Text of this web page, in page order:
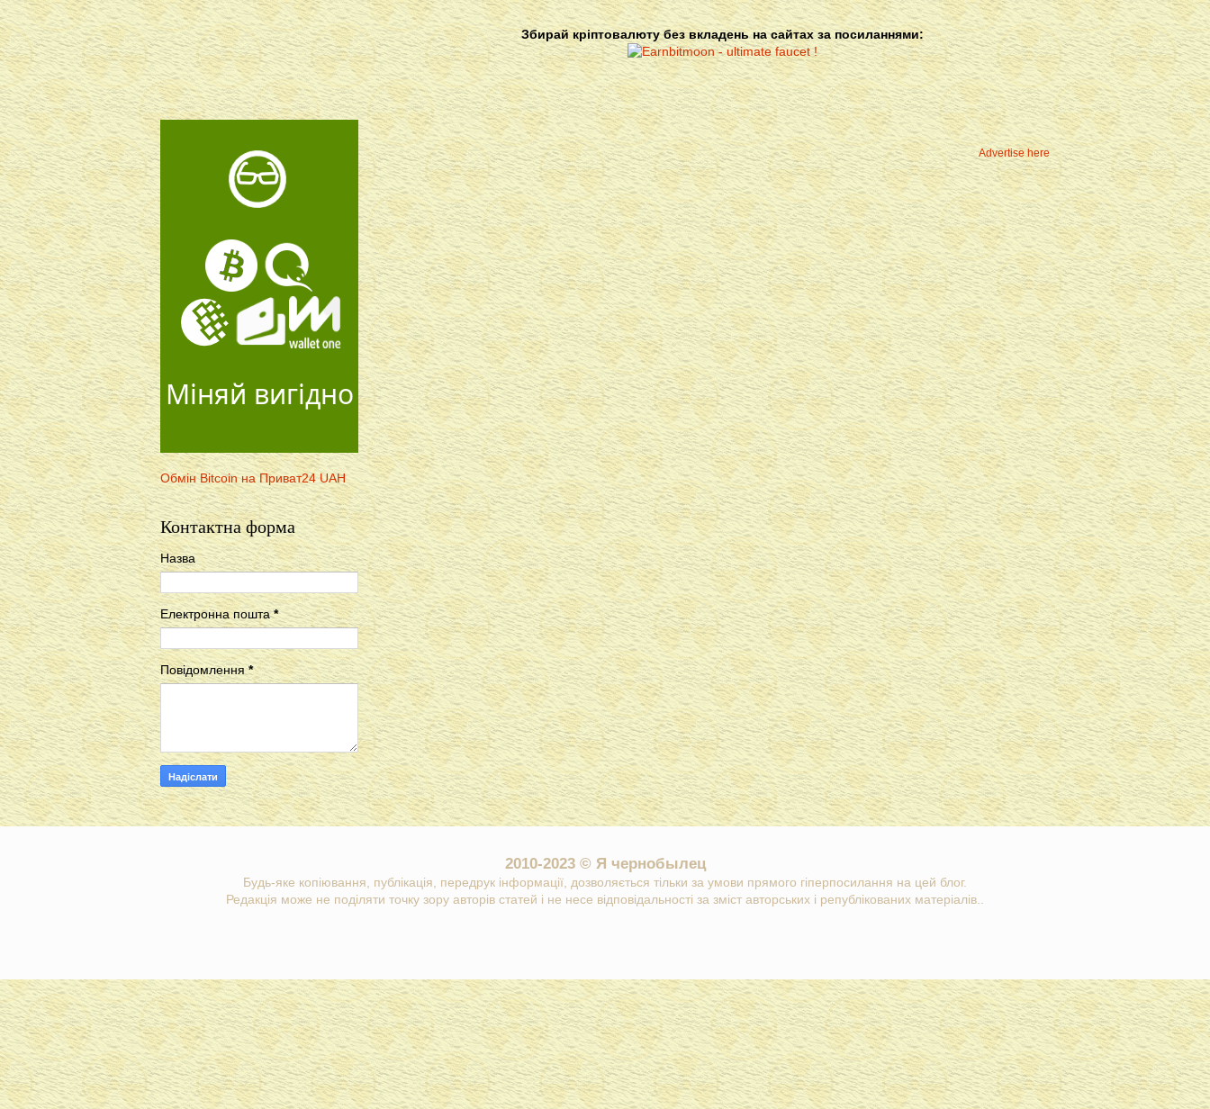
Збирай кріптовалюту без вкладень на сайтах за посиланнями:
Advertise here
Міняй вигідно
Обмін Bitcoin на Приват24 UAH
Контактна форма
Назва
Електронна пошта*
Повідомлення*
2010-2023 © Я чернобылец
Будь-яке копіювання, публікація, передрук інформації, дозволяється тільки за умови прямого гіперпосилання на цей блог.
Редакція може не поділяти точку зору авторів статей і не несе відповідальності за зміст авторських і републікованих матеріалів..